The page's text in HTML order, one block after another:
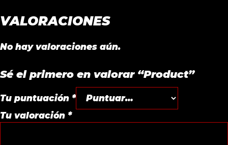
VALORACIONES
No hay valoraciones aún.
Sé el primero en valorar “Product”
Tu puntuación *
Tu valoración *